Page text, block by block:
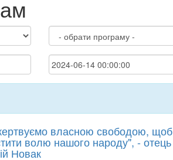
власною свободою, щоб
волю нашого народу", - отець
Новак